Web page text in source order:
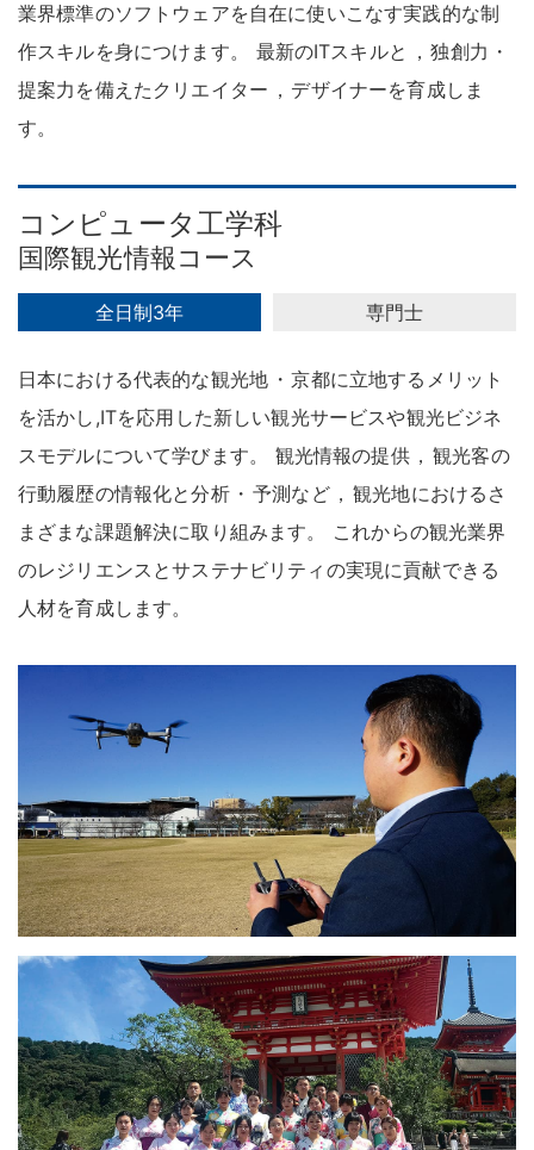
業界標準のソフトウェアを自在に使いこなす実践的な制
作スキルを身につけます。 最新のITスキルと ， 独創力 ・
提案力を備えたクリエイター ， デザイナーを育成しま
す。
コンピュータ工学科
国際観光情報コース
全日制3年 専門士
日本における代表的な観光地 ・ 京都に立地するメリット
を活かし,ITを応用した新しい観光サービスや観光ビジネ
スモデルについて学びます。 観光情報の提供 ， 観光客の
行動履歴の情報化と分析 ・ 予測など ， 観光地におけるさ
まざまな課題解決に取り組みます。
これからの観光業界
のレジリエンスとサステナビリティの実現に貢献できる
人材を育成します。